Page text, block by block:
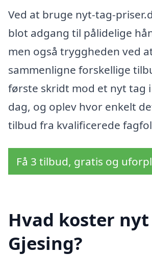
Ved at bruge nyt-tag-
blot adgang til pålidelige
men også tryggheden ved
sammenligne forskellige
første skridt mod et nyt tag i
dag, og oplev hvor enkelt
tilbud fra kvalificerede
Få 3 tilbud, gratis og
Hvad koster
Gjesing?